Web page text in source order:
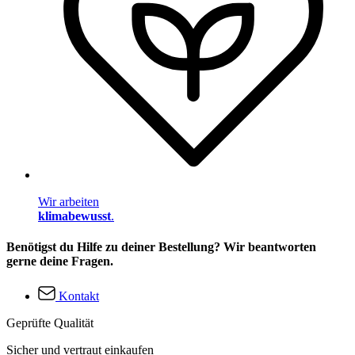
Wir arbeiten
klimabewusst.
Benötigst du Hilfe zu deiner Bestellung? Wir beantworten
gerne deine Fragen.
Kontakt
Geprüfte Qualität
Sicher und vertraut einkaufen